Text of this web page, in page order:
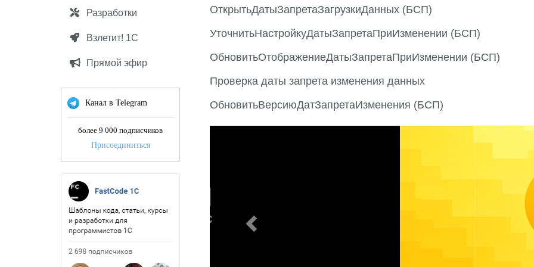
Разработки
Взлетит! 1С
Прямой эфир
Канал в Telegram
более 9 000 подписчиков
Присоединиться
ОткрытьДатыЗапретаЗагрузкиДанных (БСП)
УточнитьНастройкуДатыЗапретаПриИзменении (БСП)
ОбновитьОтображениеДатыЗапретаПриИзменении (БСП)
Проверка даты запрета изменения данных
ОбновитьВерсиюДатЗапретаИзменения (БСП)
o
u